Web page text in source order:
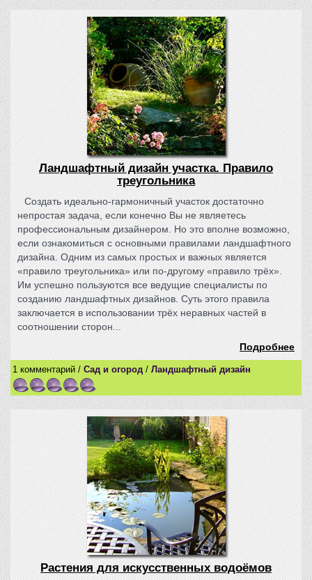
Ландшафтный дизайн участка. Правило
треугольника
Создать идеально-гармоничный участок достаточно
непростая задача, если конечно Вы не являетесь
профессиональным дизайнером. Но это вполне возможно,
если ознакомиться с основными правилами ландшафтного
дизайна. Одним из самых простых и важных является
«правило треугольника» или по-другому «правило трёх».
Им успешно пользуются все ведущие специалисты по
созданию ландшафтных дизайнов. Суть этого правила
заключается в использовании трёх неравных частей в
соотношении сторон...
Подробнее
1 комментарий / Сад и огород / Ландшафтный дизайн
Растения для искусственных водоёмов